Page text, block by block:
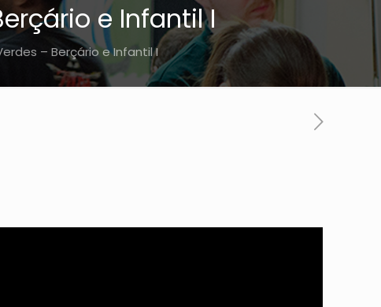
e Infantil I
– Berçário e Infantil I